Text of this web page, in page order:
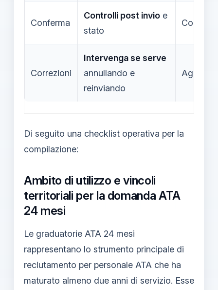
Conferma
Controlli post invio e
stato
Correzioni
Intervenga se serve
annullando e
reinviando
Di seguito una checklist operativa per la
compilazione:
Ambito di utilizzo e vincoli
territoriali per la domanda ATA
24 mesi
Le graduatorie ATA 24 mesi
rappresentano lo strumento principale di
reclutamento per personale ATA che ha
maturato almeno due anni di servizio. Esse